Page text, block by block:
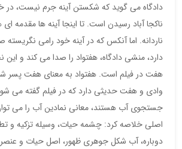
دادگاه می گوید که شکستن آینه جرم نیست، در
ناکجا آباد رسیدن است. تا اینجا آینه ها مقدمه
ناردانه. اما آنکس که در آینه خود رامی نگریسته
دارد، منشی دادگاه، هفتواد را صدا می کند و
هفت در فیلم است. هفتواد به معنای هفت پسر
وادی و هفت حدیثی دارد که در فیلم گفته می
جستجوی آب هستند، معانی نمادین آب را می
اصلی خلاصه کرد: چشمه حیات، وسیله تزکیه و
دوباره، آب شکل جوهری ظهور، اصل حیات و عنصر